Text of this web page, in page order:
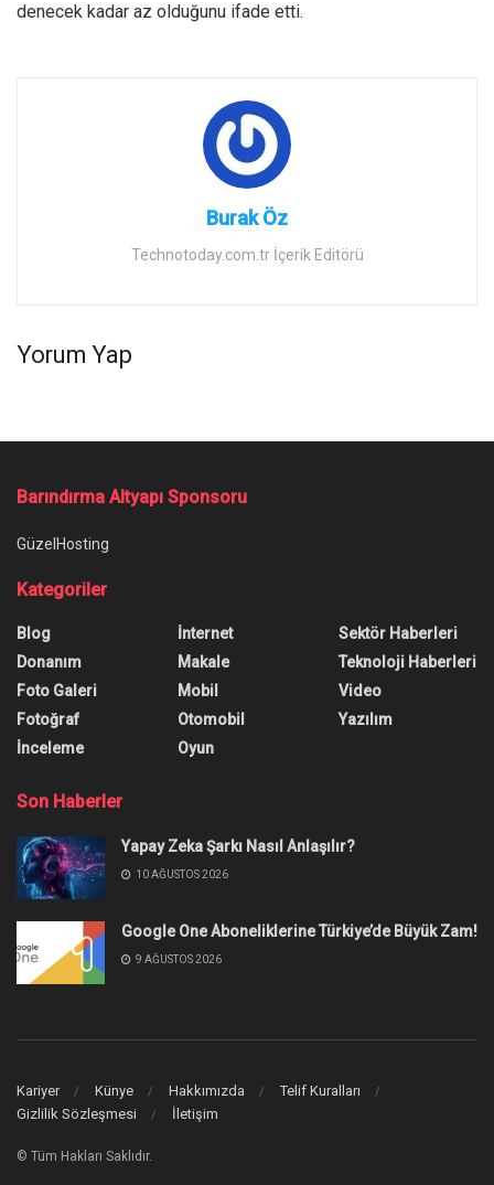
denecek kadar az olduğunu ifade etti.
Burak Öz
Technotoday.com.tr İçerik Editörü
Yorum Yap
Barındırma Altyapı Sponsoru
GüzelHosting
Kategoriler
Blog
Donanım
Foto Galeri
Fotoğraf
İnceleme
İnternet
Makale
Mobil
Otomobil
Oyun
Sektör Haberleri
Teknoloji Haberleri
Video
Yazılım
Son Haberler
Yapay Zeka Şarkı Nasıl Anlaşılır?
10 AĞUSTOS 2026
Google One Aboneliklerine Türkiye’de Büyük Zam!
9 AĞUSTOS 2026
Kariyer Künye Hakkımızda
Telif Kuralları
Gizlilik Sözleşmesi
İletişim
© Tüm Hakları Saklıdır.